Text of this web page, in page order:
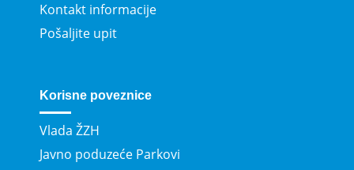
Kontakt informacije
Pošaljite upit
Korisne poveznice
Vlada ŽZH
Javno poduzeće Parkovi